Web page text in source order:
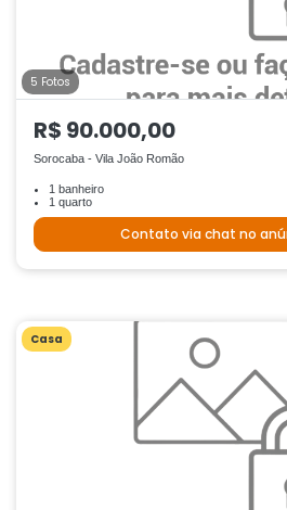
5 Fotos
R$ 90.000,00
Sorocaba - Vila João Romão
1 banheiro
1 quarto
Contato via chat no
Casa